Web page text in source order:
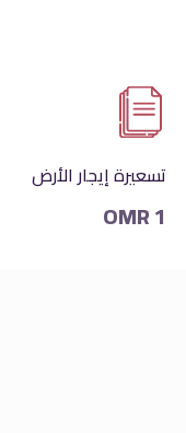
تسعيرة إيجار الأرض
1 OMR